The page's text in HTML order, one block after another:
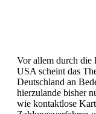
Vor allem durch die
USA scheint das
Deutschland an
hierzulande bisher
wie kontaktlose